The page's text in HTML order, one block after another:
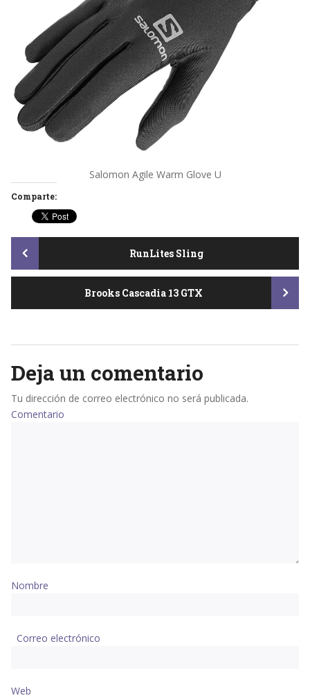
Salomon Agile Warm Glove U
Comparte:
Post
navigation
RunLites Sling
Brooks Cascadia 13 GTX
Deja un comentario
Tu dirección de correo electrónico no será publicada.
Comentario
Nombre
Correo electrónico
Web